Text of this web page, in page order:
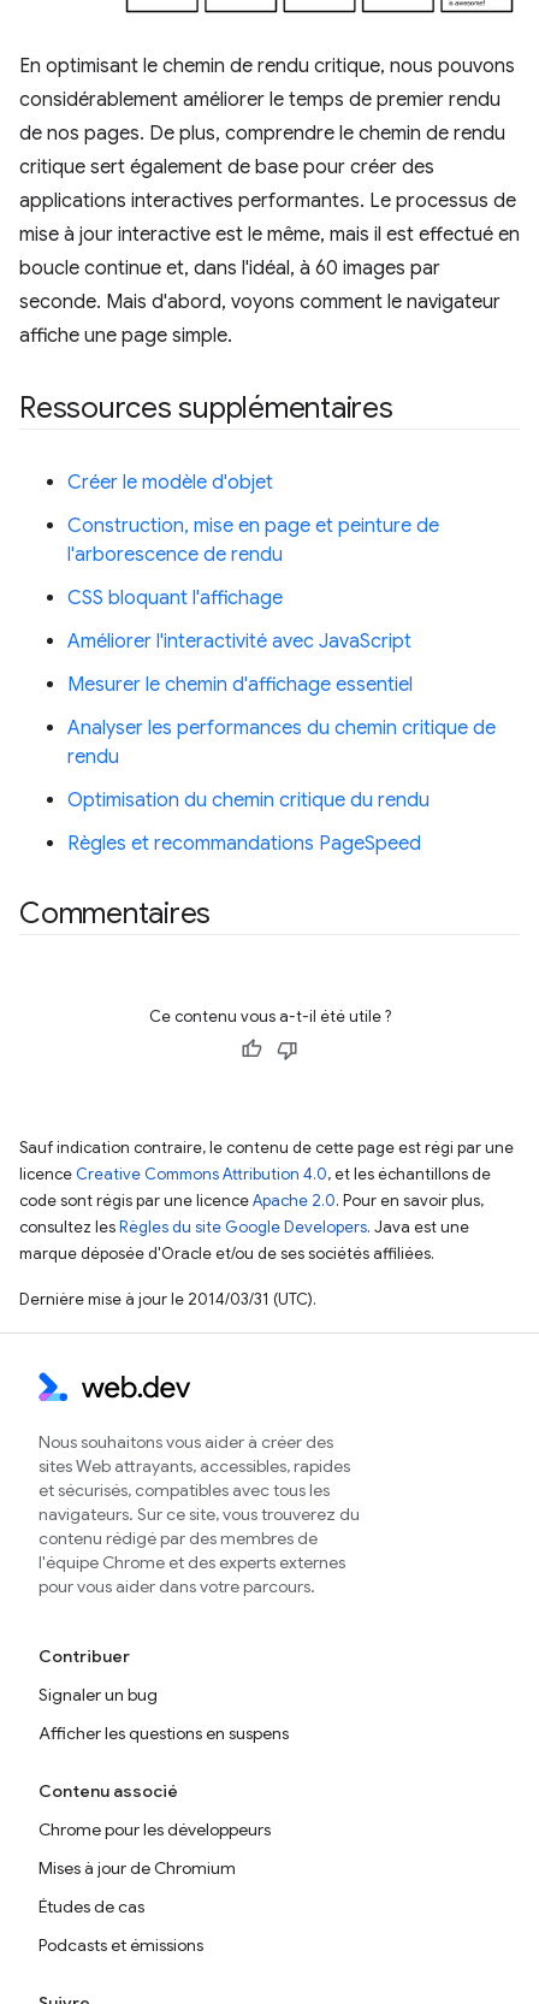
En optimisant le chemin de rendu critique, nous pouvons
considérablement améliorer le temps de premier rendu
de nos pages. De plus, comprendre le chemin de rendu
critique sert également de base pour créer des
applications interactives performantes. Le processus de
mise à jour interactive est le même, mais il est effectué en
boucle continue et, dans l'idéal, à 60 images par
seconde. Mais d'abord, voyons comment le navigateur
affiche une page simple.
Ressources supplémentaires
Créer le modèle d'objet
Construction, mise en page et peinture de
l'arborescence de rendu
CSS bloquant l'affichage
Améliorer l'interactivité avec JavaScript
Mesurer le chemin d'affichage essentiel
Analyser les performances du chemin critique de
rendu
Optimisation du chemin critique du rendu
Règles et recommandations PageSpeed
Commentaires
Ce contenu vous a-t-il été utile ?
Sauf indication contraire, le contenu de cette page est régi par une
licence Creative Commons Attribution 4.0, et les échantillons de
code sont régis par une licenceApache 2.0. Pour en savoir plus,
consultez lesRègles du site Google Developers. Java est une
marque déposée d'Oracle et/ou de ses sociétés affiliées.
Dernière mise à jour le 2014/03/31 (UTC).
Nous souhaitons vous aider à créer des
sites Web attrayants, accessibles, rapides
et sécurisés, compatibles avec tous les
navigateurs. Sur ce site, vous trouverez du
contenu rédigé par des membres de
l'équipe Chrome et des experts externes
pour vous aider dans votre parcours.
Contribuer
Signaler un bug
Afficher les questions en suspens
Contenu associé
Chrome pour les développeurs
Mises à jour de Chromium
Études de cas
Podcasts et émissions